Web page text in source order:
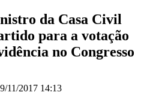
da Casa Civil
para a votação
no Congresso
11/2017 14:13